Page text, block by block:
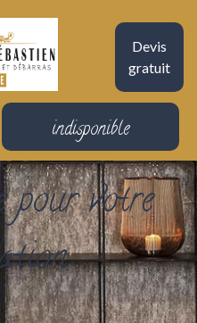
Devis
gratuit
indisponible
pour votre